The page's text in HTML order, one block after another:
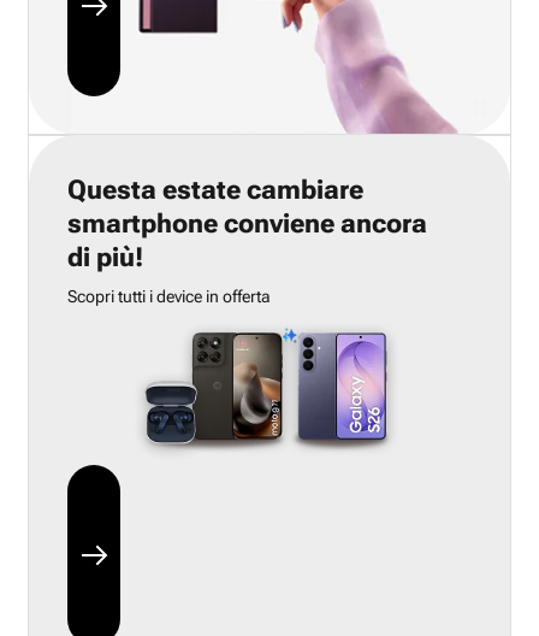
Questa estate cambiare
smartphone conviene ancora
di più!
Scopri tutti i device in offerta